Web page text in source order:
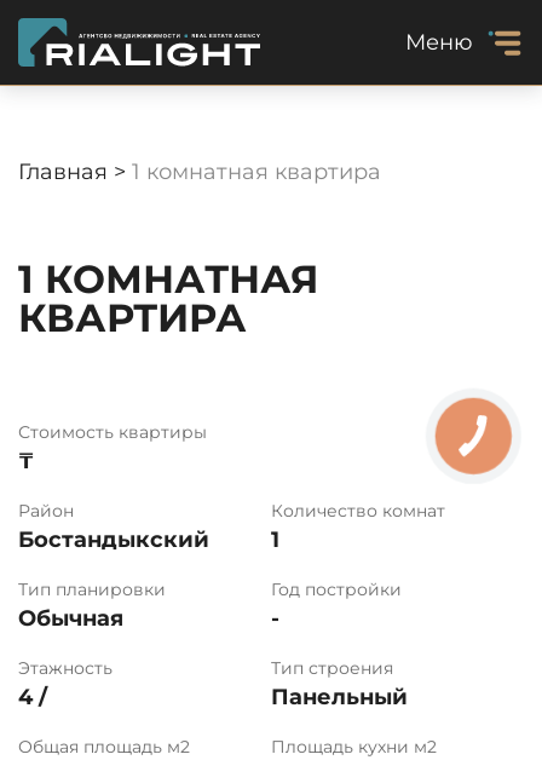
Меню
Главная > 1 комнатная квартира
1 КОМНАТНАЯ
КВАРТИРА
Стоимость квартиры
₸
Район
Бостандыкский
Количество комнат
1
Тип планировки
Обычная
Год постройки
-
Этажность
4 /
Тип строения
Панельный
Общая площадь м2 Площадь кухни м2